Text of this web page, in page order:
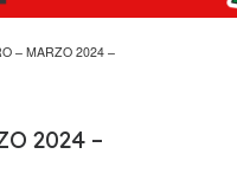
– MARZO 2024 –
2024 –